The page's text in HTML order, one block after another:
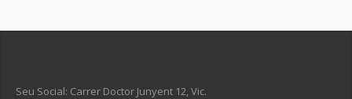
Seu Social: Carrer Doctor Junyent 12, Vic.